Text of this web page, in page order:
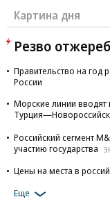
Картина дня
Резво
Правительство на год
России
Морские линии вводят
Турция—Новороссийск
Российский сегмент
участию государства
Цены на места в
Еще